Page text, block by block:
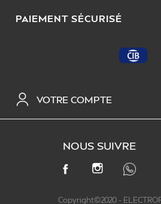
PAIEMENT SÉCURISÉ
VOTRE COMPTE
NOUS SUIVRE
FACEBOOKINSTAGRAM
Copyright©2020 -